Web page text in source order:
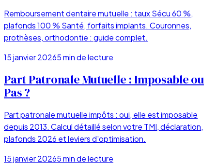
Remboursement dentaire mutuelle : taux Sécu 60 %,
plafonds 100 % Santé, forfaits implants. Couronnes,
prothèses, orthodontie : guide complet.
15 janvier 20265min de lecture
Part Patronale Mutuelle : Imposable ou
Pas ?
Part patronale mutuelle impôts : oui, elle est imposable
depuis 2013. Calcul détaillé selon votre TMI, déclaration,
plafonds 2026 et leviers d'optimisation.
15 janvier 20265min de lecture